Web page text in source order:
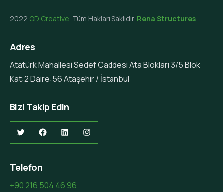
2022 OD Creative. Tüm Hakları Saklıdır. Rena Structures
Adres
Atatürk Mahallesi Sedef Caddesi Ata Blokları 3/5 Blok
Kat:2 Daire:56 Ataşehir / İstanbul
Bizi Takip Edin
TwitterFacebook
LinkedInInstagram
Telefon
+90 216 504 46 96